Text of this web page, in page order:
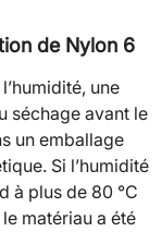
de Nylon 6
une
séchage avant le
un emballage
Si l’humidité
à plus de 80 °C
matériau a été